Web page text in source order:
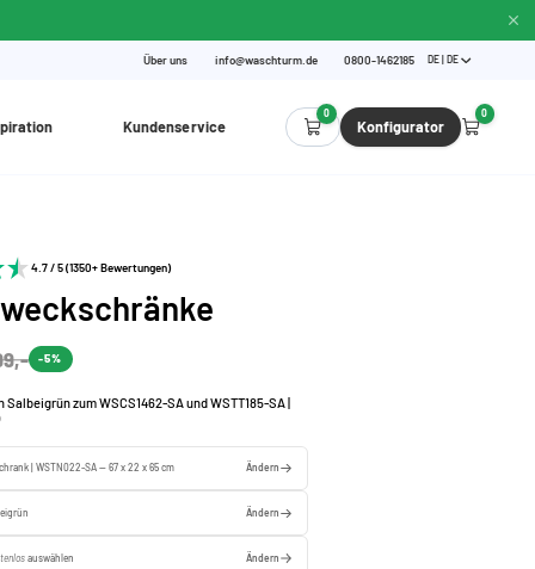
Über uns info@waschturm.de 0800-1462185 DE | DE
Kundenservice
0
Konfigurator
0
4.7 / 5 (1350+ Bewertungen)
-5%
zum WSCS1462-SA und WSTT185-SA |
| WSTN022-SA — 67 x 22 x 65 cm Ändern
Ändern
auswählen Ändern